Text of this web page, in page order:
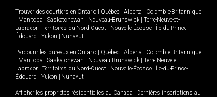
Trouver des courtiers en Ontario Québec Alberta
Colombie-Britannique
Manitoba Saskatchewan Nouveau-Brunswick
Terre-Neuve-et-
Labrador
Territoires du Nord-Ouest Nouvelle-Écosse
Île-du-Prince-
Édouard
Yukon Nunavut
Parcourir les bureaux en Ontario Québec Alberta
Colombie-Britannique
Manitoba Saskatchewan Nouveau-Brunswick
Terre-Neuve-et-
Labrador
Territoires du Nord-Ouest Nouvelle-Écosse
Île-du-Prince-
Édouard
Yukon Nunavut
Afficher les propriétés résidentielles au Canada
Dernières inscriptions au